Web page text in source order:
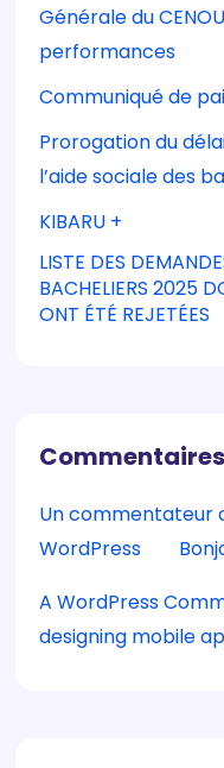
Générale du
performances
Communiqué de
Prorogation du
l’aide sociale des
KIBARU +
LISTE DES
BACHELIERS 2025
ONT ÉTÉ REJETÉES
Un commentateur
WordPress
A WordPress
designing mobile